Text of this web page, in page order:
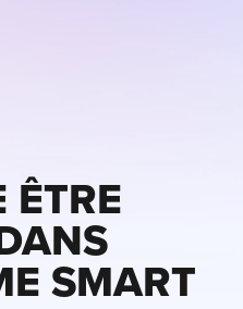
ÊTRE
SMART